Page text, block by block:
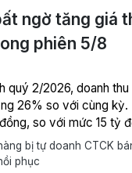
ngờ tăng giá
phiên 5/8
quý 2/2026, doanh
26% so với cùng kỳ.
so với mức 15 tỷ
bị tự doanh CTCK
phục